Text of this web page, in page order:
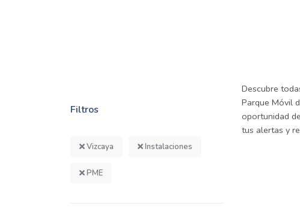
Filtros
Vizcaya Instalaciones
PME
Descubre
Parque Móvil
oportunidad
tus alertas y